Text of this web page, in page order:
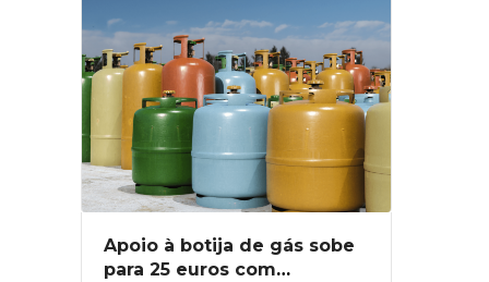
Apoio à botija de gás sobe
para 25 euros com